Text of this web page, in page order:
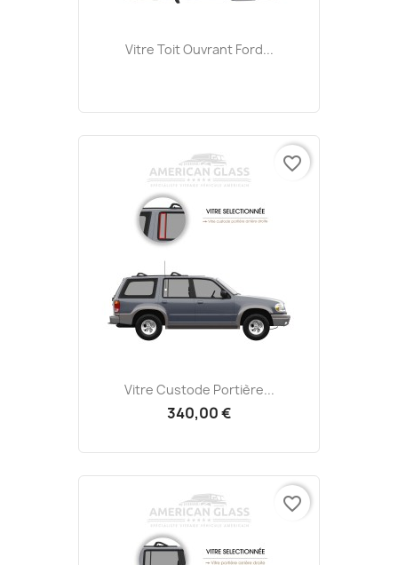
Vitre Toit Ouvrant Ford...
Vitre Custode Portière...
340,00 €
favorite_border
favorite_border